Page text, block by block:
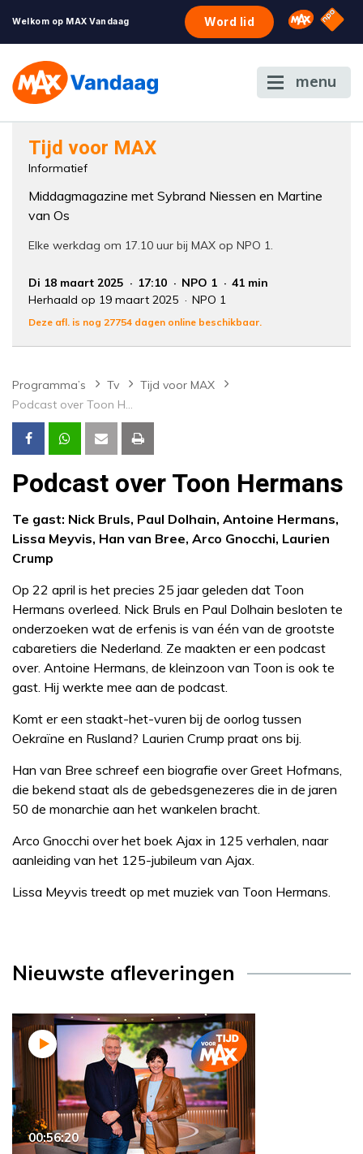
Welkom op MAX Vandaag Word lid Omroep
NPO
menu
Er is een licentie-fout opgetreden. Als het
contact op met onze klantenservice.
Tijd voor MAX
Informatief
Middagmagazine met Sybrand Niessen en Martine
van Os
Elke werkdag om 17.10 uur bij MAX op NPO 1.
Di 18 maart 2025 17:10 NPO 1
41 min
Herhaald op 19 maart 2025
NPO 1
Deze afl. is nog 27754 dagen online beschikbaar.
Programma’s Tv
Tijd voor MAX
Podcast over Toon Hermans
Podcast over Toon Hermans
Te gast: Nick Bruls, Paul Dolhain, Antoine Hermans,
Lissa Meyvis, Han van Bree, Arco Gnocchi, Laurien
Crump
Op 22 april is het precies 25 jaar geleden dat Toon
Hermans overleed. Nick Bruls en Paul Dolhain besloten te
onderzoeken wat de erfenis is van één van de grootste
cabaretiers die Nederland. Ze maakten er een podcast
over. Antoine Hermans, de kleinzoon van Toon is ook te
gast. Hij werkte mee aan de podcast.
Komt er een staakt-het-vuren bij de oorlog tussen
Oekraïne en Rusland? Laurien Crump praat ons bij.
Han van Bree schreef een biografie over Greet Hofmans,
die bekend staat als de gebedsgenezeres die in de jaren
50 de monarchie aan het wankelen bracht.
Arco Gnocchi over het boek Ajax in 125 verhalen, naar
aanleiding van het 125-jubileum van Ajax.
Lissa Meyvis treedt op met muziek van Toon Hermans.
Nieuwste afleveringen
00:56:20